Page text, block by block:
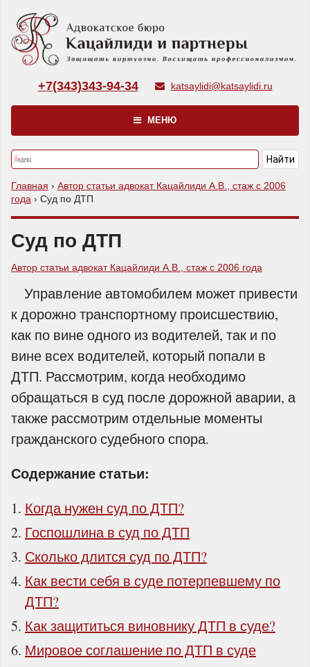
+7(343)343-94-34 katsaylidi@katsaylidi.ru
МЕНЮ
Главная › Автор статьи адвокат Кацайлиди А.В., стаж с 2006
года › Суд по ДТП
Суд по ДТП
Автор статьи адвокат Кацайлиди А.В., стаж с 2006 года
Управление автомобилем может привести
к дорожно транспортному происшествию,
как по вине одного из водителей, так и по
вине всех водителей, который попали в
ДТП. Рассмотрим, когда необходимо
обращаться в суд после дорожной аварии, а
также рассмотрим отдельные моменты
гражданского судебного спора.
Содержание статьи:
Когда нужен суд по ДТП?
Госпошлина в суд по ДТП
Сколько длится суд по ДТП?
Как вести себя в суде потерпевшему по
ДТП?
Как защититься виновнику ДТП в суде?
Мировое соглашение по ДТП в суде